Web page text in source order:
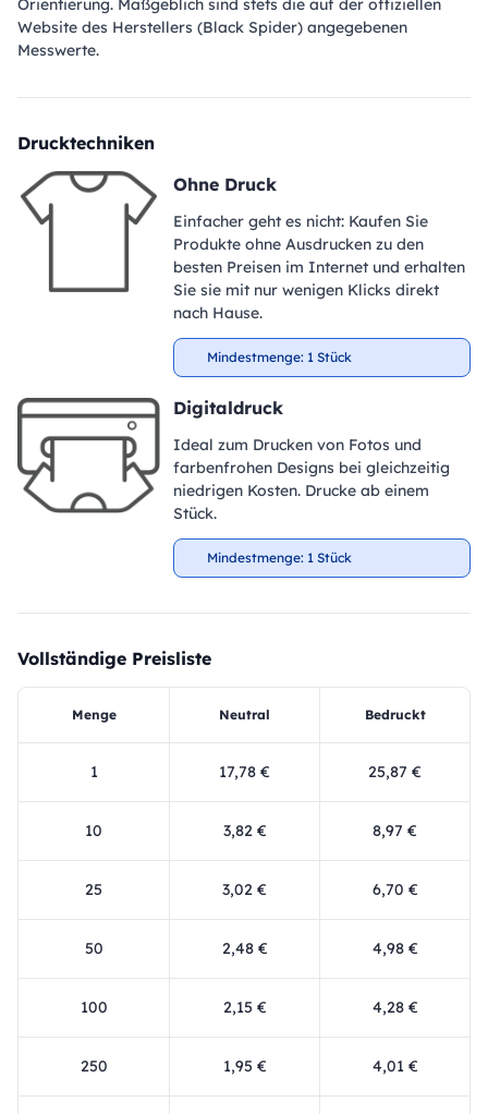
Orientierung. Maßgeblich sind stets die auf der offiziellen
Website des Herstellers (Black Spider) angegebenen
Messwerte.
Drucktechniken
Ohne Druck
Einfacher geht es nicht: Kaufen Sie
Produkte ohne Ausdrucken zu den
besten Preisen im Internet und erhalten
Sie sie mit nur wenigen Klicks direkt
nach Hause.
Mindestmenge: 1 Stück
Digitaldruck
Ideal zum Drucken von Fotos und
farbenfrohen Designs bei gleichzeitig
niedrigen Kosten. Drucke ab einem
Stück.
Mindestmenge: 1 Stück
Vollständige Preisliste
Menge Neutral Bedruckt
1 17,78 € 25,87 €
10 3,82 € 8,97 €
25 3,02 € 6,70 €
50 2,48 € 4,98 €
100 2,15 € 4,28 €
250 1,95 € 4,01 €